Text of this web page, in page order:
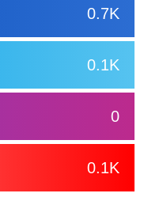
0.7K
0.1K
0
0.1K